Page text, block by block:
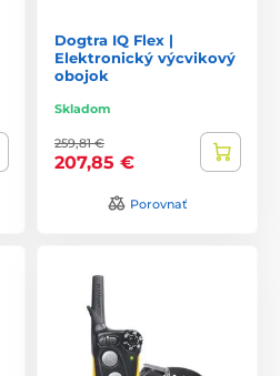
Dogtra IQ Flex |
Elektronický výcvikový
obojok
Skladom
259,81 €
207,85 €
Porovnať